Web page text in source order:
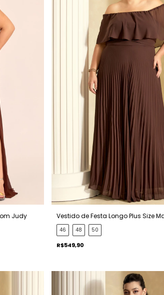
Judy Vestido de Festa Longo Plus Size
46 48 50
R$549,90